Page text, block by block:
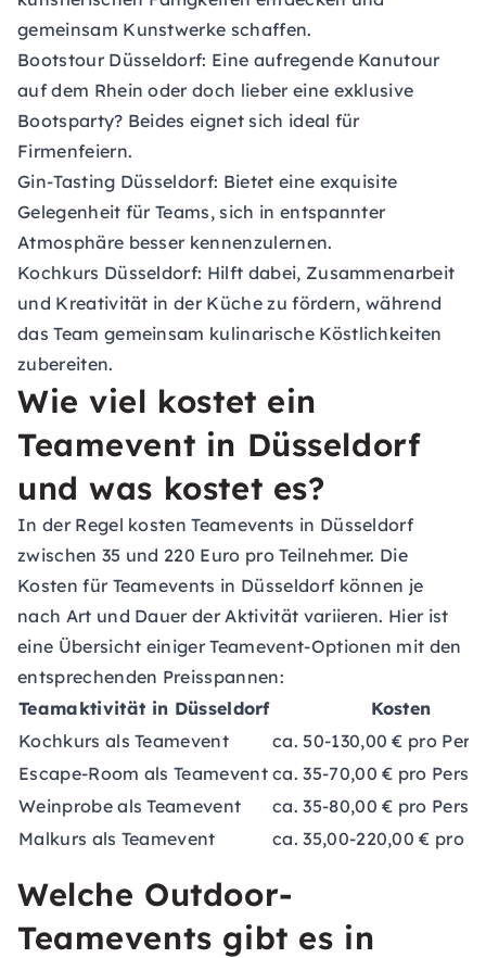
gemeinsam Kunstwerke schaffen.
Bootstour Düsseldorf: Eine aufregende Kanutour
auf dem Rhein oder doch lieber eine exklusive
Bootsparty? Beides eignet sich ideal für
Firmenfeiern.
Gin-Tasting Düsseldorf: Bietet eine exquisite
Gelegenheit für Teams, sich in entspannter
Atmosphäre besser kennenzulernen.
Kochkurs Düsseldorf: Hilft dabei, Zusammenarbeit
und Kreativität in der Küche zu fördern, während
das Team gemeinsam kulinarische Köstlichkeiten
zubereiten.
Wie viel kostet ein
Teamevent in Düsseldorf
und was kostet es?
In der Regel kosten Teamevents in Düsseldorf
zwischen 35 und 220 Euro pro Teilnehmer. Die
Kosten für Teamevents in Düsseldorf können je
nach Art und Dauer der Aktivität variieren. Hier ist
eine Übersicht einiger Teamevent-Optionen mit den
entsprechenden Preisspannen:
Teamaktivität in Düsseldorf
Kosten
Kochkurs als Teamevent
ca. 50-130,00 € pro
Escape-Room als Teamevent ca. 35-70,00 € pro
Weinprobe als Teamevent
ca. 35-80,00 € pro
Malkurs als Teamevent
ca. 35,00-220,00 € pro
Welche Outdoor-
Teamevents gibt es in